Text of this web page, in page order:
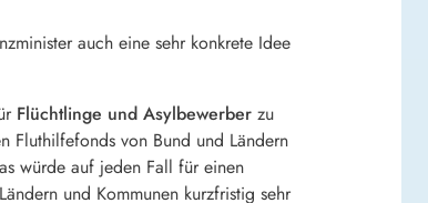
auch eine sehr konkrete Idee
Flüchtlinge und Asylbewerber zu
Fluthilfefonds von Bund und Ländern
würde auf jeden Fall für einen
und Kommunen kurzfristig sehr